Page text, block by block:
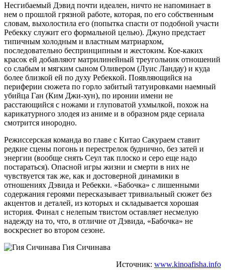
Несгибаемый Дэвид почти идеален, ничто не напоминает в
нем о прошлой грязной работе, которая, по его собственным
словам, выхолостила его (попытка спасти от подобной участи
Ребекку служит его формальной целью). Джуно предстает
типичным холодным и властным матриархом,
последовательно беспринципным и жестоким. Кое-каких
красок ей добавляют матрилинейный треугольник отношений
со слабым и мягким сыном Оливером (Луис Ландау) и куда
более близкой ей по духу Ребеккой. Появляющийся на
периферии сюжета по горло забитый татуировками наемный
убийца Ган (Ким Джи-хун), по иронии имени не
расстающийся с ножами и глуповатой ухмылкой, похож на
карикатурного злодея из аниме и в образном ряде сериала
смотрится инородно.
Режиссерская команда во главе с Китао Сакураем ставит
редкие сцены погонь и перестрелок буднично, без затей и
энергии (вообще снять Сеул так плоско и серо еще надо
постараться). Опасной игры жизни и смерти в них не
чувствуется так же, как и достоверной динамики в
отношениях Дэвида и Ребекки. «Бабочка» с лишенными
содержания героями пересказывает тривиальный сюжет без
акцентов и деталей, из которых и складывается хорошая
история. Финал с нелепым твистом оставляет несмелую
надежду на то, что, в отличие от Дэвида, «Бабочка» не
воскреснет во втором сезоне.
Гия Сичинава
Источник: www.kinoafisha.info